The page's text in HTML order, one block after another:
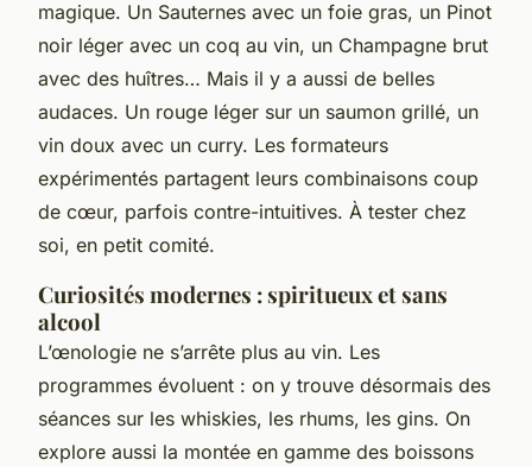
magique. Un Sauternes avec un foie gras, un Pinot
noir léger avec un coq au vin, un Champagne brut
avec des huîtres… Mais il y a aussi de belles
audaces. Un rouge léger sur un saumon grillé, un
vin doux avec un curry. Les formateurs
expérimentés partagent leurs combinaisons coup
de cœur, parfois contre-intuitives. À tester chez
soi, en petit comité.
Curiosités modernes : spiritueux et sans
alcool
L’œnologie ne s’arrête plus au vin. Les
programmes évoluent : on y trouve désormais des
séances sur les whiskies, les rhums, les gins. On
explore aussi la montée en gamme des boissons